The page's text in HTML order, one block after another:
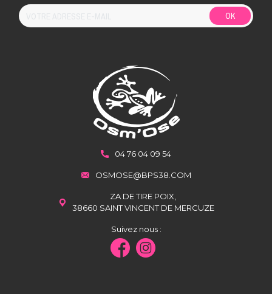
OK
04 76 04 09 54
OSMOSE@BPS38.COM
ZA DE TIRE POIX,
38660 SAINT VINCENT DE MERCUZE
Suivez nous :